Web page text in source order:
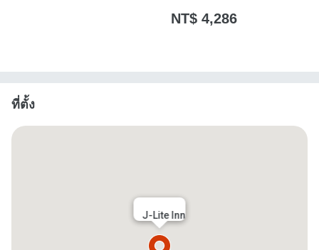
NT$ 4,286
ที่ตั้ง
J-Lite Inn